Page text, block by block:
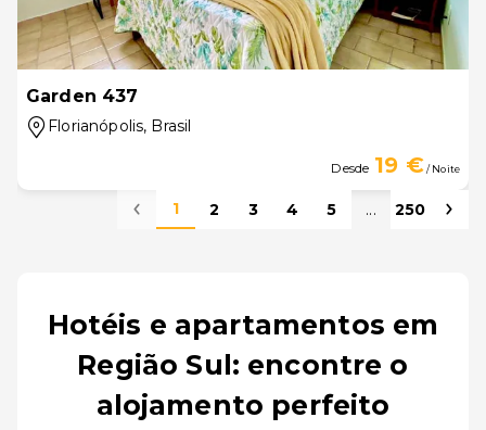
Garden 437
Florianópolis, Brasil
Desde 19 €/ Noite
1 2 3 4 5 ... 250
Hotéis e apartamentos em
Região Sul: encontre o
alojamento perfeito